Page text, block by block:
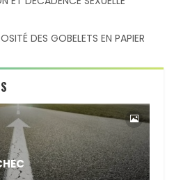
DES GOBELETS EN PAPIER